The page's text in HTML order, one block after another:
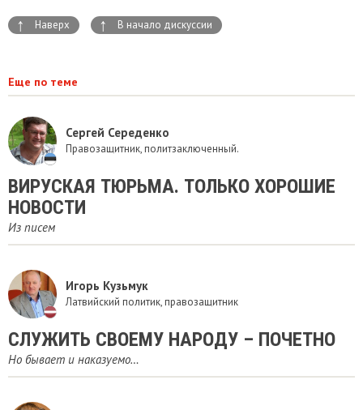
↑ Наверх ↑ В начало дискуссии
Еще по теме
Сергей Середенко
Правозащитник, политзаключенный.
ВИРУСКАЯ ТЮРЬМА. ТОЛЬКО ХОРОШИЕ
НОВОСТИ
Из писем
Игорь Кузьмук
Латвийский политик, правозащитник
СЛУЖИТЬ СВОЕМУ НАРОДУ – ПОЧЕТНО
Но бывает и наказуемо…